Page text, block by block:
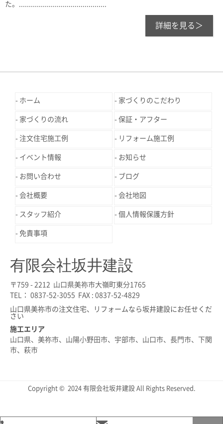
た。............................................
詳細を見る＞
ホーム 家づくりのこだわり
家づくりの流れ 保証・アフター
注文住宅施工例 リフォーム施工例
イベント情報 お知らせ
お問い合わせ ブログ
会社概要 会社地図
スタッフ紹介 個人情報保護方針
免責事項
有限会社坂井建設
〒759 - 2212 山口県美祢市大嶺町東分1765
TEL： 0837-52-3055 FAX : 0837-52-4829
山口県美祢市の注文住宅、リフォームなら坂井建設にお任せくだ
さい
施工エリア
山口県、美祢市、山陽小野田市、宇部市、山口市、長門市、下関
市、萩市
Copyright © 2024 有限会社坂井建設 All Rights Reserved.